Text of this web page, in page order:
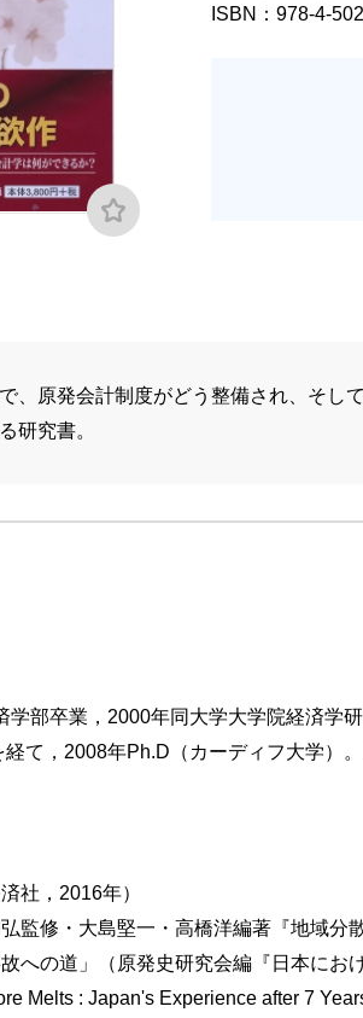
ISBN：978-4-
、原発会計制度がどう整備され、そし
研究書。
部卒業，2000年同大学大学院経済学
て，2008年Ph.D（カーディフ大学）
社，2016年）
監修・大島堅一・高橋洋編著『地域分
への道」（原発史研究会編『日本にお
Melts : Japan's Experience after 7